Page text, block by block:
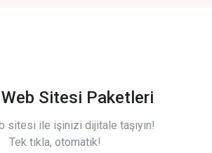
Web Sitesi Paketleri
sitesi ile işinizi dijitale taşıyın!
Tek tıkla, otomatik!